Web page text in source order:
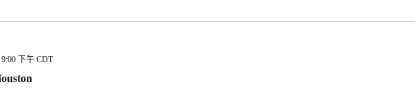
9:00 下午 CDT